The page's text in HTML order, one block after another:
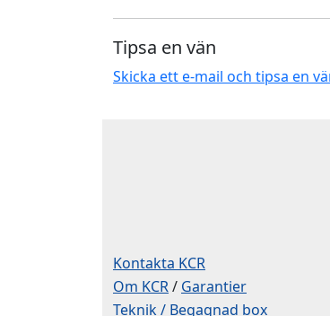
Tipsa en vän
Skicka ett e-mail och tipsa en
Kontakta KCR
Om KCR/ Garantier
Teknik / Begagnad box